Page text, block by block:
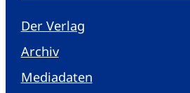
Der Verlag
Archiv
Mediadaten